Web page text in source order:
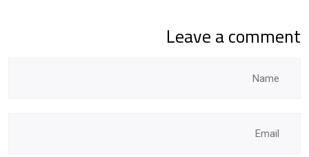
Leave a comment